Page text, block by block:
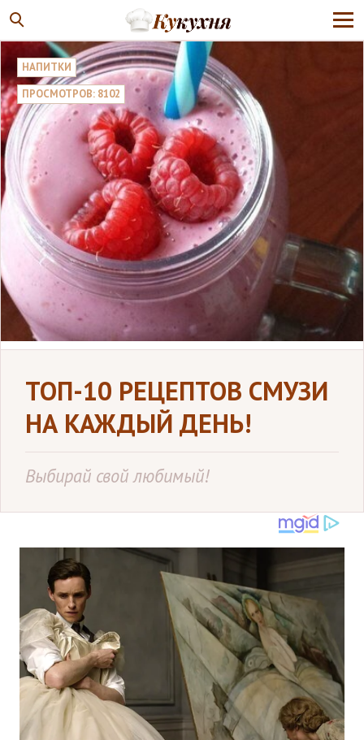
НАПИТКИ
ПРОСМОТРОВ: 8102
ТОП-10 РЕЦЕПТОВ СМУЗИ
НА КАЖДЫЙ ДЕНЬ!
Выбирай свой любимый!